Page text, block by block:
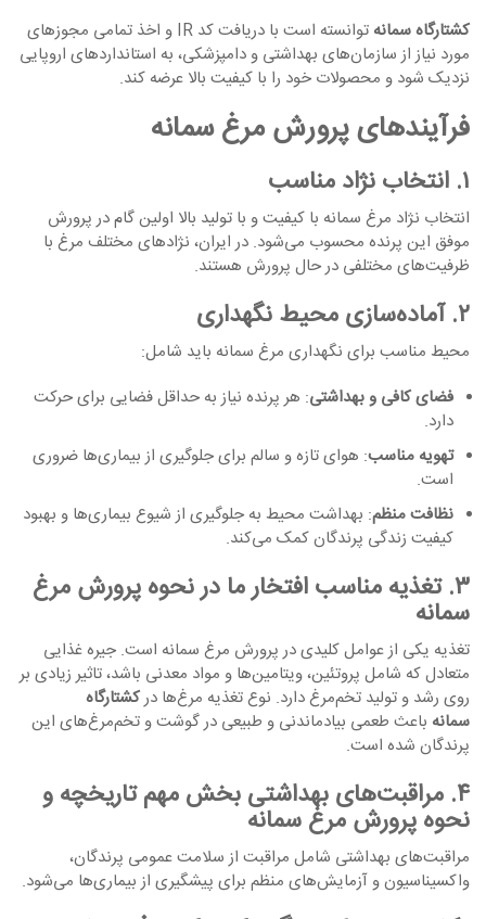
کشتارگاه سمانه
توانسته است با دریافت کد IR و اخذ تمامی مجوزهای
مورد نیاز از سازمان‌های بهداشتی و دامپزشکی، به استانداردهای اروپایی
نزدیک شود و محصولات خود را با کیفیت بالا عرضه کند.
فرآیندهای پرورش مرغ سمانه
۱. انتخاب نژاد مناسب
انتخاب نژاد مرغ سمانه با کیفیت و با تولید بالا اولین گام در پرورش
موفق این پرنده محسوب می‌شود. در ایران، نژادهای مختلف مرغ با
ظرفیت‌های مختلفی در حال پرورش هستند.
۲. آماده‌سازی محیط نگهداری
محیط مناسب برای نگهداری مرغ سمانه باید شامل:
فضای کافی و بهداشتی: هر پرنده نیاز به حداقل فضایی برای حرکت
دارد.
تهویه مناسب: هوای تازه و سالم برای جلوگیری از بیماری‌ها ضروری
است.
نظافت منظم: بهداشت محیط به جلوگیری از شیوع بیماری‌ها و بهبود
کیفیت زندگی پرندگان کمک می‌کند.
۳. تغذیه مناسب افتخار ما در نحوه پرورش مرغ
سمانه
تغذیه یکی از عوامل کلیدی در پرورش مرغ سمانه است. جیره غذایی
متعادل که شامل پروتئین، ویتامین‌ها و مواد معدنی باشد، تاثیر زیادی بر
روی رشد و تولید تخم‌مرغ دارد. نوع تغذیه مرغ‌ها درکشتارگاه
سمانه باعث طعمی بیادماندنی و طبیعی در گوشت و تخم‌مرغ‌های این
پرندگان شده است.
۴. مراقبت‌های بهداشتی بخش مهم تاریخچه و
نحوه پرورش مرغ سمانه
مراقبت‌های بهداشتی شامل مراقبت از سلامت عمومی پرندگان،
واکسیناسیون و آزمایش‌های منظم برای پیشگیری از بیماری‌ها می‌شود.